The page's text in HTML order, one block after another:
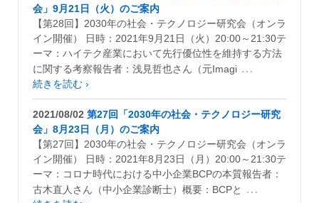
会」9月21日（火）のご案内
【第28回】2030年の社会・テクノロジー研究会（オンラ
イン開催） 日時：2021年9月21日（火）20:00～21:30テ
ーマ：ハイテク産業において先行優位性を維持する方法
に関する考察報告者：浅見哲也さん（元Imagi …
続きを読む ›
2021/08/02 第27回「2030年の社会・テクノロジー研究
会」8月23日（月）のご案内
【第27回】2030年の社会・テクノロジー研究会（オンラ
イン開催） 日時：2021年8月23日（月）20:00～21:30テ
ーマ：コロナ時代における中小企業BCPの本質報告者：
古木直人さん（中小企業診断士）概要：BCPと
…